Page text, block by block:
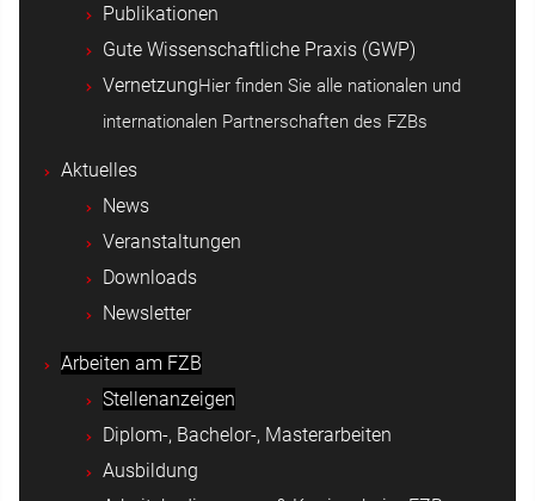
Publikationen
Gute Wissenschaftliche Praxis (GWP)
VernetzungHier finden Sie alle nationalen und
internationalen Partnerschaften des FZBs
Aktuelles
News
Veranstaltungen
Downloads
Newsletter
Arbeiten am FZB
Stellenanzeigen
Diplom-, Bachelor-, Masterarbeiten
Ausbildung